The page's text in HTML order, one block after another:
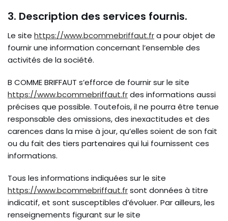
3. Description des services fournis.
Le site https://www.bcommebriffaut.fra pour objet de
fournir une information concernant l’ensemble des
activités de la société.
B COMME BRIFFAUT s’efforce de fournir sur le site
https://www.bcommebriffaut.frdes informations aussi
précises que possible. Toutefois, il ne pourra être tenue
responsable des omissions, des inexactitudes et des
carences dans la mise à jour, qu’elles soient de son fait
ou du fait des tiers partenaires qui lui fournissent ces
informations.
Tous les informations indiquées sur le site
https://www.bcommebriffaut.frsont données à titre
indicatif, et sont susceptibles d’évoluer. Par ailleurs, les
renseignements figurant sur le site